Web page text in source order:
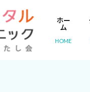
ホー
ム
HOME